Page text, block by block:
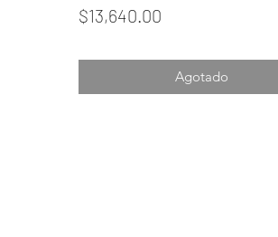
$13,640.00Precio
Agotado